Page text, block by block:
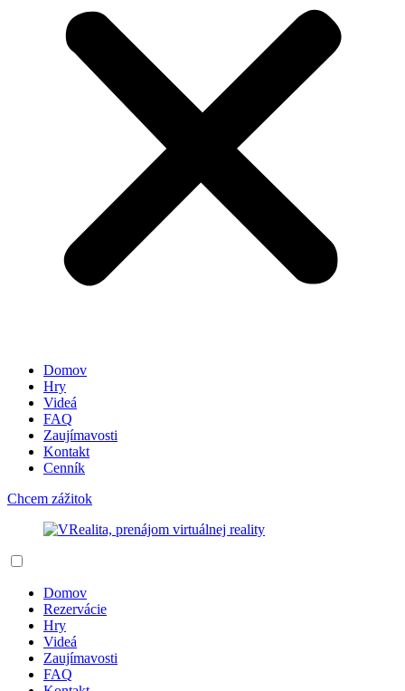
Domov
Hry
Videá
FAQ
Zaujímavosti
Kontakt
Cenník
Chcem zážitok
Domov
Rezervácie
Hry
Videá
Zaujímavosti
FAQ